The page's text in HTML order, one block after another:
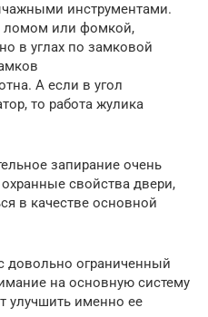
инструментами.
ломом или фомкой,
в углах по замковой
А если в угол
то работа жулика
запирание очень
свойства двери,
в качестве основной
довольно ограниченный
на основную систему
улучшить именно ее